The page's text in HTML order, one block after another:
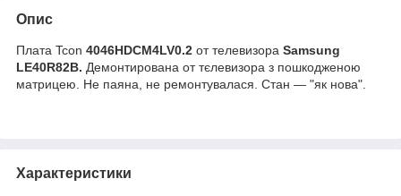
Опис
Плата Tcon 4046HDCM4LV0.2 от телевизора Samsung
LE40R82B. Демонтирована от тєлевизора з пошкодженою
матрицею. Не паяна, не ремонтувалася. Стан — "як нова".
Характеристики